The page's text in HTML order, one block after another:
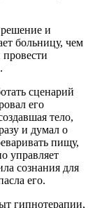
и
больницу, чем
сценарий
его
тело,
и думал о
пищу,
управляет
сознания для
его.
гипнотерапии,